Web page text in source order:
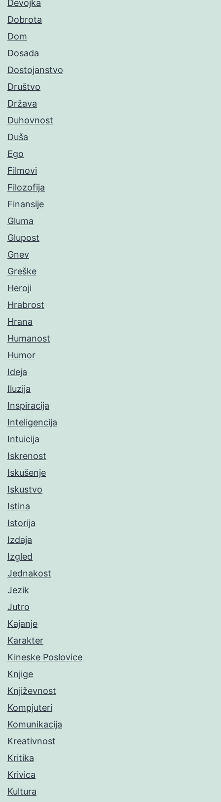
Devojka
Dobrota
Dom
Dosada
Dostojanstvo
Društvo
Država
Duhovnost
Duša
Ego
Filmovi
Filozofija
Finansije
Gluma
Glupost
Gnev
Greške
Heroji
Hrabrost
Hrana
Humanost
Humor
Ideja
Iluzija
Inspiracija
Inteligencija
Intuicija
Iskrenost
Iskušenje
Iskustvo
Istina
Istorija
Izdaja
Izgled
Jednakost
Jezik
Jutro
Kajanje
Karakter
Kineske Poslovice
Knjige
Književnost
Kompjuteri
Komunikacija
Kreativnost
Kritika
Krivica
Kultura